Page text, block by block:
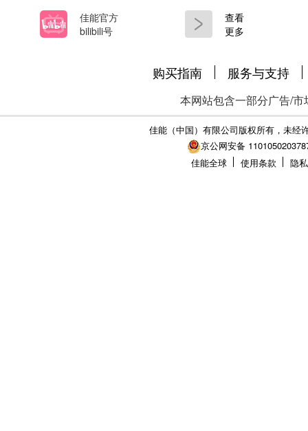
佳能官方
bilibili号
查看
更多
购买指南 服务与支持
本网站包含一部分广告/
佳能（中国）有限公司版权所有，未经
京公网安备
佳能全球
使用条款 隐